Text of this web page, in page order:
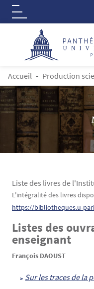
Aller au contenu principal
Logo
FIL D'ARIANE
Accueil Production
Liste des livres de
Contenu
Texte
L'intégralité des livres
https://bibliotheques.u-
Listes des
enseignant
François DAOUST
Sur les traces de la